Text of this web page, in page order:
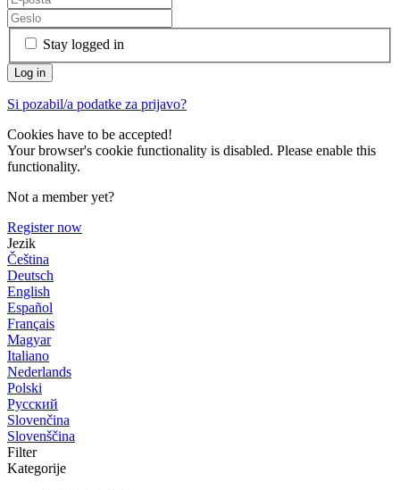
Stay logged in
Si pozabil/a podatke za prijavo?
Cookies have to be accepted!
Your browser's cookie functionality is disabled. Please enable this
functionality.
Not a member yet?
Register now
Jezik
Čeština
Deutsch
English
Español
Français
Magyar
Italiano
Nederlands
Polski
Русский
Slovenčina
Slovenščina
Filter
Kategorije